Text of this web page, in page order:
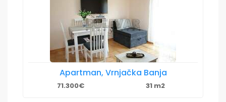
Apartman, Vrnjačka Banja
71.300€ 31 m2